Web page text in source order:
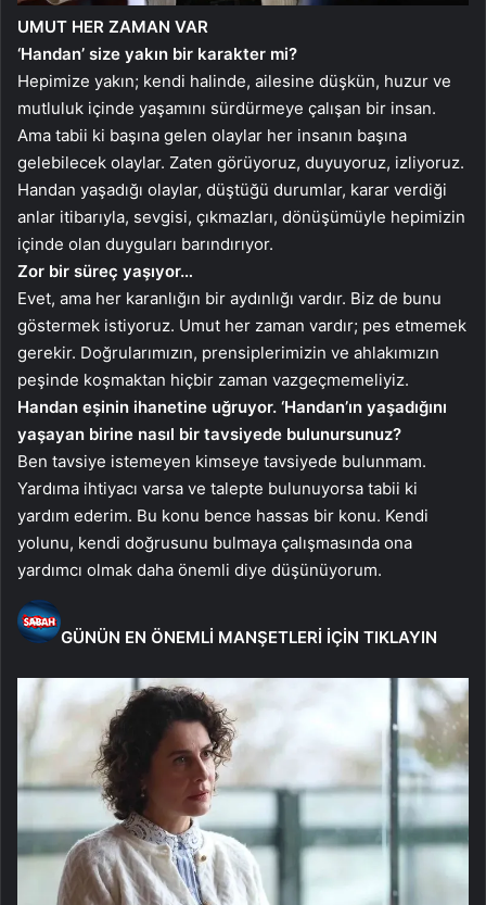
UMUT HER ZAMAN VAR
‘Handan’ size yakın bir karakter mi?
Hepimize yakın; kendi halinde, ailesine düşkün, huzur ve
mutluluk içinde yaşamını sürdürmeye çalışan bir insan.
Ama tabii ki başına gelen olaylar her insanın başına
gelebilecek olaylar. Zaten görüyoruz, duyuyoruz, izliyoruz.
Handan yaşadığı olaylar, düştüğü durumlar, karar verdiği
anlar itibarıyla, sevgisi, çıkmazları, dönüşümüyle hepimizin
içinde olan duyguları barındırıyor.
Zor bir süreç yaşıyor…
Evet, ama her karanlığın bir aydınlığı vardır. Biz de bunu
göstermek istiyoruz. Umut her zaman vardır; pes etmemek
gerekir. Doğrularımızın, prensiplerimizin ve ahlakımızın
peşinde koşmaktan hiçbir zaman vazgeçmemeliyiz.
Handan eşinin ihanetine uğruyor. ‘Handan’ın yaşadığını
yaşayan birine nasıl bir tavsiyede bulunursunuz?
Ben tavsiye istemeyen kimseye tavsiyede bulunmam.
Yardıma ihtiyacı varsa ve talepte bulunuyorsa tabii ki
yardım ederim. Bu konu bence hassas bir konu. Kendi
yolunu, kendi doğrusunu bulmaya çalışmasında ona
yardımcı olmak daha önemli diye düşünüyorum.
GÜNÜN EN ÖNEMLİ MANŞETLERİ İÇİN TIKLAYIN